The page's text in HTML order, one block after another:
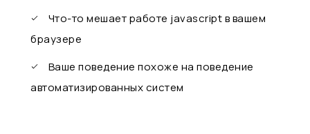
Что-то мешает работе javascript в вашем
браузере
Ваше поведение похоже на поведение
автоматизированных систем